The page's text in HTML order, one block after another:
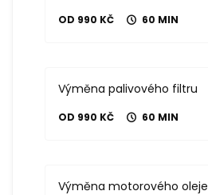
OD 990 KČ 60 MIN
Výměna palivového filtru
OD 990 KČ 60 MIN
Výměna motorového oleje